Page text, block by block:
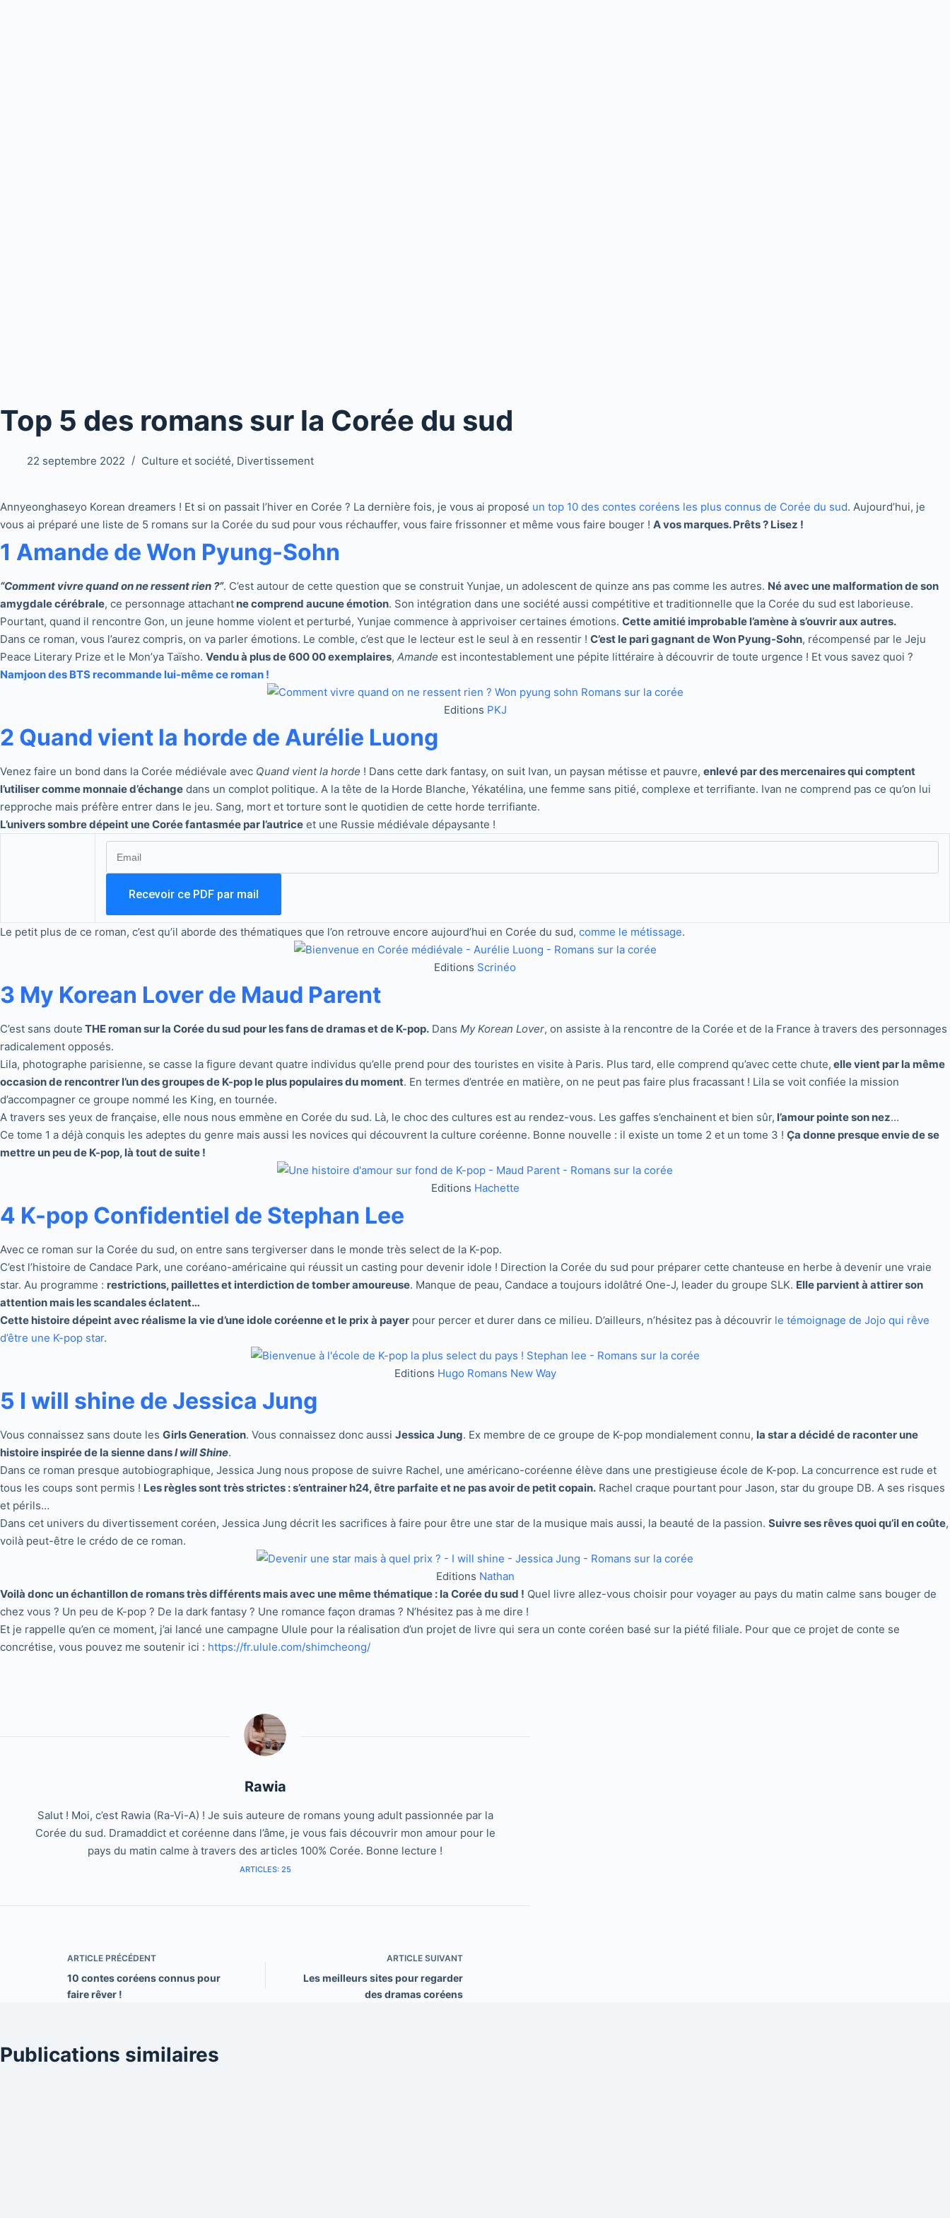
Top 5 des romans sur la Corée du sud
22 septembre 2022 Culture et société, Divertissement
Annyeonghaseyo Korean dreamers ! Et si on passait l’hiver en Corée ? La dernière fois, je vous ai proposé un top 10 des contes coréens les plus connus de Corée du sud. Aujourd’hui, je
vous ai préparé une liste de 5 romans sur la Corée du sud pour vous réchauffer, vous faire frissonner et même vous faire bouger ! A vos marques. Prêts ? Lisez !
1 Amande de Won Pyung-Sohn
“Comment vivre quand on ne ressent rien ?”. C’est autour de cette question que se construit Yunjae, un adolescent de quinze ans pas comme les autres. Né avec une malformation de son
amygdale cérébrale, ce personnage attachant ne comprend aucune émotion. Son intégration dans une société aussi compétitive et traditionnelle que la Corée du sud est laborieuse.
Pourtant, quand il rencontre Gon, un jeune homme violent et perturbé, Yunjae commence à apprivoiser certaines émotions. Cette amitié improbable l’amène à s’ouvrir aux autres.
Dans ce roman, vous l’aurez compris, on va parler émotions. Le comble, c’est que le lecteur est le seul à en ressentir ! C’est le pari gagnant de Won Pyung-Sohn, récompensé par le Jeju
Peace Literary Prize et le Mon’ya Taïsho. Vendu à plus de 600 00 exemplaires, Amande est incontestablement une pépite littéraire à découvrir de toute urgence ! Et vous savez quoi ?
Namjoon des BTS recommande lui-même ce roman !
Editions PKJ
2 Quand vient la horde de Aurélie Luong
Venez faire un bond dans la Corée médiévale avec Quand vient la horde ! Dans cette dark fantasy, on suit Ivan, un paysan métisse et pauvre, enlevé par des mercenaires qui comptent
l’utiliser comme monnaie d’échange dans un complot politique. A la tête de la Horde Blanche, Yékatélina, une femme sans pitié, complexe et terrifiante. Ivan ne comprend pas ce qu’on lui
repproche mais préfère entrer dans le jeu. Sang, mort et torture sont le quotidien de cette horde terrifiante.
L’univers sombre dépeint une Corée fantasmée par l’autrice et une Russie médiévale dépaysante !
Le petit plus de ce roman, c’est qu’il aborde des thématiques que l’on retrouve encore aujourd’hui en Corée du sud, comme le métissage.
Editions Scrinéo
3 My Korean Lover de Maud Parent
C’est sans doute THE roman sur la Corée du sud pour les fans de dramas et de K-pop. Dans My Korean Lover, on assiste à la rencontre de la Corée et de la France à travers des personnages
radicalement opposés.
Lila, photographe parisienne, se casse la figure devant quatre individus qu’elle prend pour des touristes en visite à Paris. Plus tard, elle comprend qu’avec cette chute, elle vient par la même
occasion de rencontrer l’un des groupes de K-pop le plus populaires du moment. En termes d’entrée en matière, on ne peut pas faire plus fracassant ! Lila se voit confiée la mission
d’accompagner ce groupe nommé les King, en tournée.
A travers ses yeux de française, elle nous nous emmène en Corée du sud. Là, le choc des cultures est au rendez-vous. Les gaffes s’enchainent et bien sûr, l’amour pointe son nez…
Ce tome 1 a déjà conquis les adeptes du genre mais aussi les novices qui découvrent la culture coréenne. Bonne nouvelle : il existe un tome 2 et un tome 3 ! Ça donne presque envie de se
mettre un peu de K-pop, là tout de suite !
Editions Hachette
4 K-pop Confidentiel de Stephan Lee
Avec ce roman sur la Corée du sud, on entre sans tergiverser dans le monde très select de la K-pop.
C’est l’histoire de Candace Park, une coréano-américaine qui réussit un casting pour devenir idole ! Direction la Corée du sud pour préparer cette chanteuse en herbe à devenir une vraie
star. Au programme : restrictions, paillettes et interdiction de tomber amoureuse. Manque de peau, Candace a toujours idolâtré One-J, leader du groupe SLK. Elle parvient à attirer son
attention mais les scandales éclatent…
Cette histoire dépeint avec réalisme la vie d’une idole coréenne et le prix à payer pour percer et durer dans ce milieu. D’ailleurs, n’hésitez pas à découvrir le témoignage de Jojo qui rêve
d’être une K-pop star.
Editions Hugo Romans New Way
5 I will shine de Jessica Jung
Vous connaissez sans doute les Girls Generation. Vous connaissez donc aussi Jessica Jung. Ex membre de ce groupe de K-pop mondialement connu, la star a décidé de raconter une
histoire inspirée de la sienne dansI will Shine.
Dans ce roman presque autobiographique, Jessica Jung nous propose de suivre Rachel, une américano-coréenne élève dans une prestigieuse école de K-pop. La concurrence est rude et
tous les coups sont permis ! Les règles sont très strictes : s’entrainer h24, être parfaite et ne pas avoir de petit copain. Rachel craque pourtant pour Jason, star du groupe DB. A ses risques
et périls…
Dans cet univers du divertissement coréen, Jessica Jung décrit les sacrifices à faire pour être une star de la musique mais aussi, la beauté de la passion. Suivre ses rêves quoi qu’il en coûte,
voilà peut-être le crédo de ce roman.
Editions Nathan
Voilà donc un échantillon de romans très différents mais avec une même thématique : la Corée du sud ! Quel livre allez-vous choisir pour voyager au pays du matin calme sans bouger de
chez vous ? Un peu de K-pop ? De la dark fantasy ? Une romance façon dramas ? N’hésitez pas à me dire !
Et je rappelle qu’en ce moment, j’ai lancé une campagne Ulule pour la réalisation d’un projet de livre qui sera un conte coréen basé sur la piété filiale. Pour que ce projet de conte se
concrétise, vous pouvez me soutenir ici : https://fr.ulule.com/shimcheong/
Rawia
Salut ! Moi, c’est Rawia (Ra-Vi-A) ! Je suis auteure de romans young adult passionnée par la
Corée du sud. Dramaddict et coréenne dans l’âme, je vous fais découvrir mon amour pour le
pays du matin calme à travers des articles 100% Corée. Bonne lecture !
ARTICLES: 25
ARTICLE PRÉCÉDENT
10 contes coréens connus pour
faire rêver !
ARTICLE SUIVANT
Les meilleurs sites pour regarder
des dramas coréens
Publications similaires